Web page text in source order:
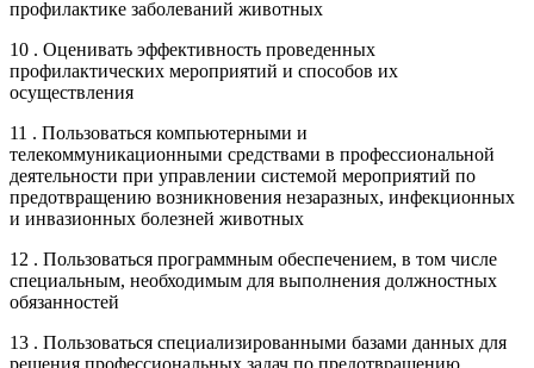
профилактике заболеваний животных
10 . Оценивать эффективность проведенных
профилактических мероприятий и способов их
осуществления
11 . Пользоваться компьютерными и
телекоммуникационными средствами в профессиональной
деятельности при управлении системой мероприятий по
предотвращению возникновения незаразных, инфекционных
и инвазионных болезней животных
12 . Пользоваться программным обеспечением, в том числе
специальным, необходимым для выполнения должностных
обязанностей
13 . Пользоваться специализированными базами данных для
решения профессиональных задач по предотвращению